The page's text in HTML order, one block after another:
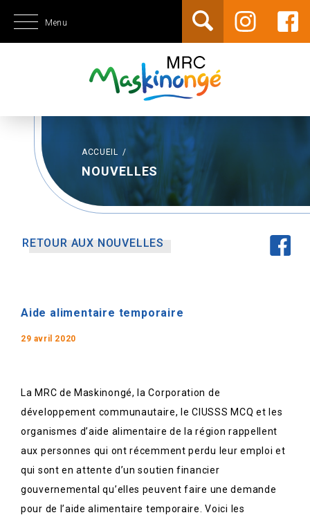
Menu
ACCUEIL /
NOUVELLES
RETOUR AUX NOUVELLES
Aide alimentaire temporaire
29 avril 2020
La MRC de Maskinongé, la Corporation de
développement communautaire, le CIUSSS MCQ et les
organismes d’aide alimentaire de la région rappellent
aux personnes qui ont récemment perdu leur emploi et
qui sont en attente d’un soutien financier
gouvernemental qu’elles peuvent faire une demande
pour de l’aide alimentaire temporaire. Voici les